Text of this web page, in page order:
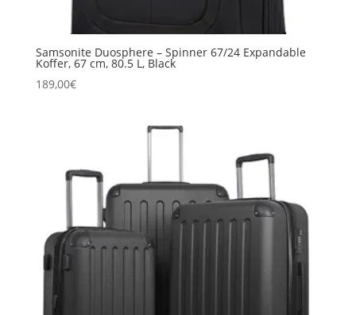
Samsonite Duosphere – Spinner 67/24 Expandable
Koffer, 67 cm, 80.5 L, Black
189,00€